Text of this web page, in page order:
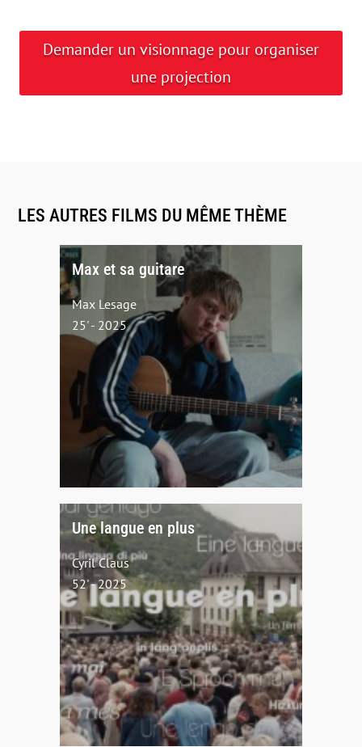
Demander un visionnage pour organiser
une projection
LES AUTRES FILMS DU MÊME THÈME
Max et sa guitare
Max Lesage
25' - 2025
Une langue en plus
Cyril Claus
52' - 2025